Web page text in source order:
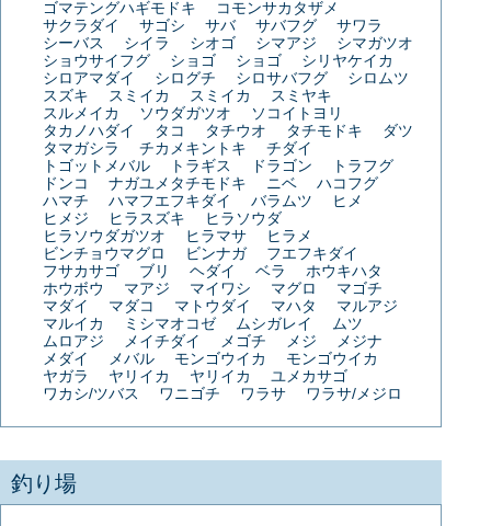
ゴマテングハギモドキ
コモンサカタザメ
サクラダイ
サゴシ サバ サバフグ
サワラ
シーバス
シイラ シオゴ シマアジ
シマガツオ
ショウサイフグ
ショゴ ショゴ
シリヤケイカ
シロアマダイ
シログチ シロサバフグ
シロムツ
スズキ
スミイカ スミイカ
スミヤキ
スルメイカ
ソウダガツオ
ソコイトヨリ
タカノハダイ
タコ タチウオ タチモドキ
ダツ
タマガシラ
チカメキントキ
チダイ
トゴットメバル
トラギス ドラゴン
トラフグ
ドンコ
ナガユメタチモドキ ニベ
ハコフグ
ハマチ
ハマフエフキダイ バラムツ
ヒメ
ヒメジ
ヒラスズキ
ヒラソウダ
ヒラソウダガツオ
ヒラマサ
ヒラメ
ビンチョウマグロ
ビンナガ
フエフキダイ
フサカサゴ
ブリ ヘダイ ベラ
ホウキハタ
ホウボウ
マアジ マイワシ マグロ
マゴチ
マダイ
マダコ マトウダイ マハタ
マルアジ
マルイカ
ミシマオコゼ ムシガレイ
ムツ
ムロアジ
メイチダイ メゴチ メジ
メジナ
メダイ
メバル モンゴウイカ
モンゴウイカ
ヤガラ
ヤリイカ ヤリイカ
ユメカサゴ
ワカシ/ツバス
ワニゴチ ワラサ ワラサ/メジロ
釣り場